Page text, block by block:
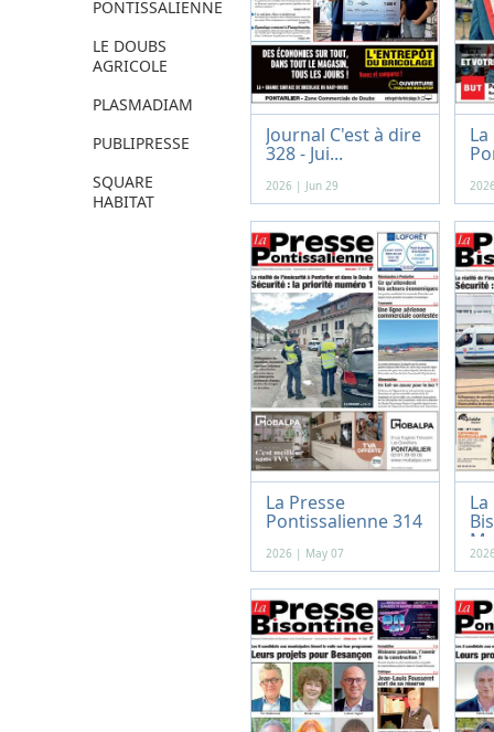
PONTISSALIENNE
LE DOUBS
AGRICOLE
PLASMADIAM
PUBLIPRESSE
SQUARE
HABITAT
Journal C'est à dire
328 - Jui...
2026 | Jun 29
La Presse
Pontissalienne 314
2026 | May 07